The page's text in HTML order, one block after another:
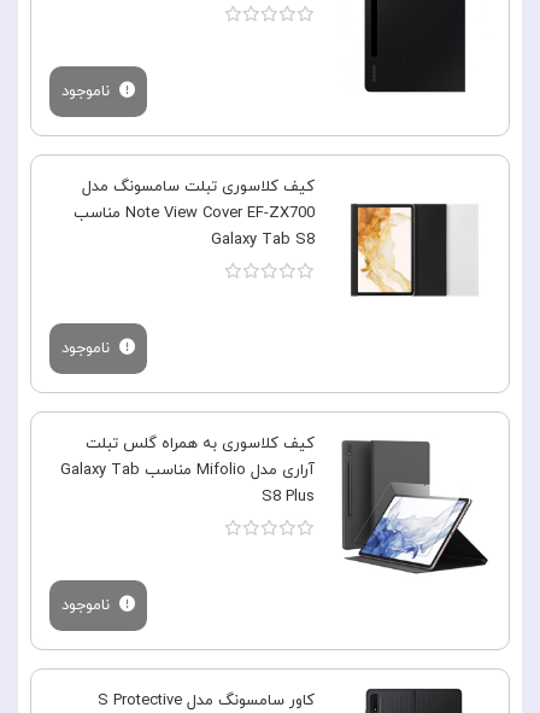
ناموجود
کیف کلاسوری تبلت سامسونگ مدل
Note View Cover EF-ZX700 مناسب
Galaxy Tab S8
ناموجود
کیف کلاسوری به همراه گلس تبلت
آراری مدل Mifolio مناسب Galaxy Tab
S8 Plus
ناموجود
کاور سامسونگ مدل S Protective